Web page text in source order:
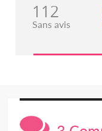
112
Sans avis